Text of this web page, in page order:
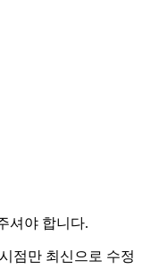
셔야 합니다.
점만 최신으로 수정